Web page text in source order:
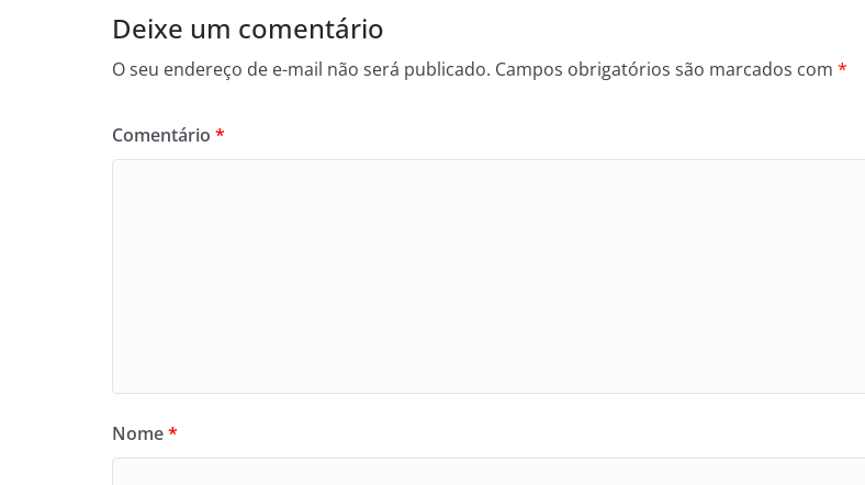
Deixe um comentário
O seu endereço de e-mail não será publicado. Campos obrigatórios são marcados com *
Comentário *
Nome*